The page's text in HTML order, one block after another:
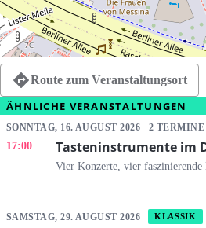
Route zum Veranstaltungsort
ÄHNLICHE VERANSTALTUNGEN
SONNTAG, 16. AUGUST 2026 +2 TERMINE
17:00 Tasteninstrumente im
Vier Konzerte, vier faszinierende
SAMSTAG, 29. AUGUST 2026 KLASSIK